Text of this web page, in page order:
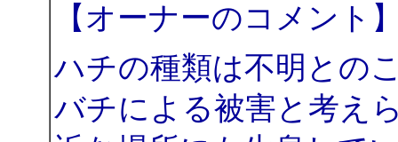
【オーナーのコメント
ハチの種類は不明との
バチによる被害と考え